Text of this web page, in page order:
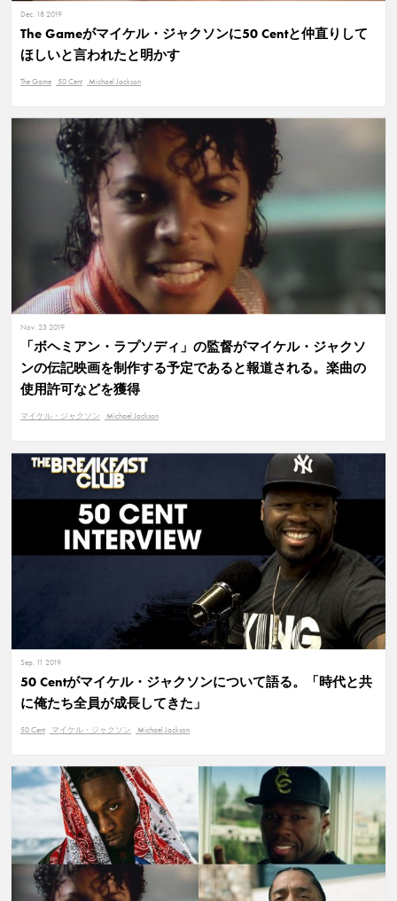
Dec. 18 2019
The Gameがマイケル・ジャクソンに50 Centと仲直りして
ほしいと言われたと明かす
The Game 50 Cent Michael Jackson
Nov. 23 2019
「ボヘミアン・ラプソディ」の監督がマイケル・ジャクソ
ンの伝記映画を制作する予定であると報道される。楽曲の
使用許可などを獲得
マイケル・ジャクソン Michael Jackson
Sep. 11 2019
50 Centがマイケル・ジャクソンについて語る。「時代と共
に俺たち全員が成長してきた」
50 Cent マイケル・ジャクソン Michael Jackson